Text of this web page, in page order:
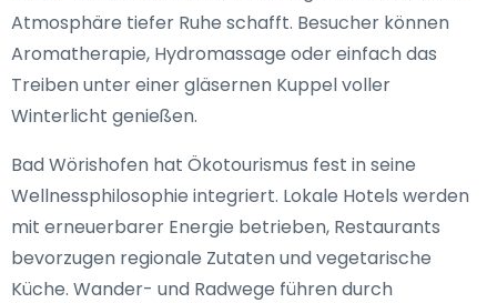
Atmosphäre tiefer Ruhe schafft. Besucher können
Aromatherapie, Hydromassage oder einfach das
Treiben unter einer gläsernen Kuppel voller
Winterlicht genießen.
Bad Wörishofen hat Ökotourismus fest in seine
Wellnessphilosophie integriert. Lokale Hotels werden
mit erneuerbarer Energie betrieben, Restaurants
bevorzugen regionale Zutaten und vegetarische
Küche. Wander- und Radwege führen durch